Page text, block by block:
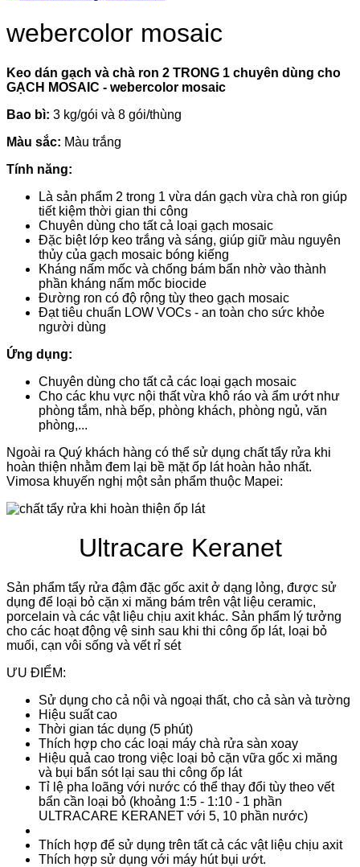
webercolor mosaic
Keo dán gạch và chà ron 2 TRONG 1 chuyên dùng cho
GẠCH MOSAIC - webercolor mosaic
Bao bì: 3 kg/gói và 8 gói/thùng
Màu sắc: Màu trắng
Tính năng:
Là sản phẩm 2 trong 1 vừa dán gạch vừa chà ron giúp
tiết kiệm thời gian thi công
Chuyên dùng cho tất cả loại gạch mosaic
Đặc biệt lớp keo trắng và sáng, giúp giữ màu nguyên
thủy của gạch mosaic bóng kiếng
Kháng nấm mốc và chống bám bẩn nhờ vào thành
phần kháng nấm mốc biocide
Đường ron có độ rộng tùy theo gạch mosaic
Đạt tiêu chuẩn LOW VOCs - an toàn cho sức khỏe
người dùng
Ứng dụng:
Chuyên dùng cho tất cả các loại gạch mosaic
Cho các khu vực nội thất vừa khô ráo và ẩm ướt như
phòng tắm, nhà bếp, phòng khách, phòng ngủ, văn
phòng,...
Ngoài ra Quý khách hàng có thể sử dụng chất tẩy rửa khi
hoàn thiện nhằm đem lại bề mặt ốp lát hoàn hảo nhất.
Vimosa khuyến nghị một sản phẩm thuộc Mapei:
Ultracare Keranet
Sản phẩm tẩy rửa đậm đặc gốc axit ở dạng lỏng, được sử
dụng để loại bỏ cặn xi măng bám trên vật liệu ceramic,
porcelain và các vật liệu chịu axit khác. Sản phẩm lý tưởng
cho các hoạt động vệ sinh sau khi thi công ốp lát, loại bỏ
muối, cạn vôi sống và vết rỉ sét
ƯU ĐIỂM:
Sử dụng cho cả nội và ngoại thất, cho cả sàn và tường
Hiệu suất cao
Thời gian tác dụng (5 phút)
Thích hợp cho các loại máy chà rửa sàn xoay
Hiệu quả cao trong việc loại bỏ cặn vữa gốc xi măng
và bụi bẩn sót lại sau thi công ốp lát
Tỉ lệ pha loãng với nước có thể thay đổi tùy theo vết
bẩn cần loại bỏ (khoảng 1:5 - 1:10 - 1 phần
ULTRACARE KERANET với 5, 10 phần nước)
Thích hợp để sử dụng trên tất cả các vật liệu chịu axit
Thích hợp sử dụng với máy hút bụi ướt.